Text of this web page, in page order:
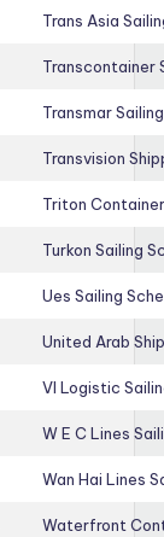
Trans Asia
Transcontainer
Transmar
Transvision
Triton
Turkon Sailing
Ues Sailing
United Arab
Vl Logistic
W E C Lines
Wan Hai Lines
Waterfront